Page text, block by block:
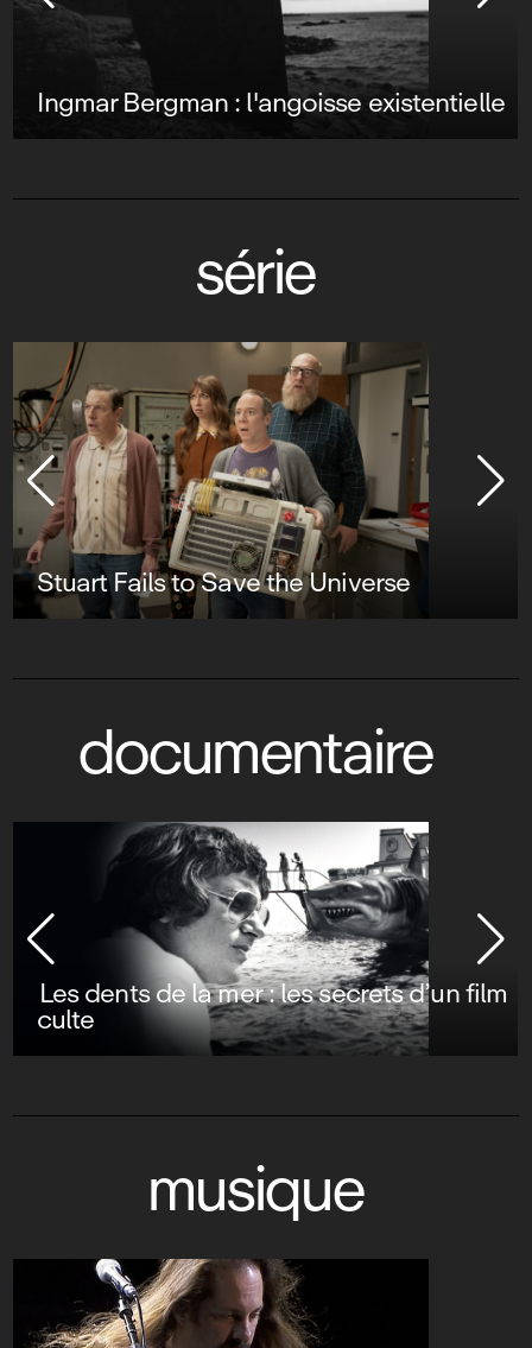
Ingmar Bergman : l'angoisse existentielle
série
Stuart Fails to Save the Universe
documentaire
Les dents de la mer : les secrets d’un film
culte
musique